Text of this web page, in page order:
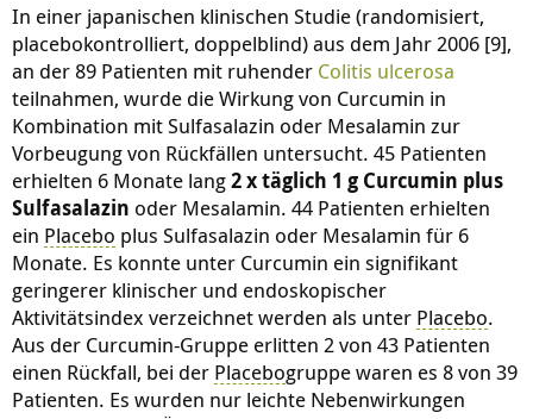
In einer japanischen klinischen Studie (randomisiert,
placebokontrolliert, doppelblind) aus dem Jahr 2006 [9],
an der 89 Patienten mit ruhender Colitis ulcerosa
teilnahmen, wurde die Wirkung von Curcumin in
Kombination mit Sulfasalazin oder Mesalamin zur
Vorbeugung von Rückfällen untersucht. 45 Patienten
erhielten 6 Monate lang2 x täglich 1 g Curcumin plus
Sulfasalazin oder Mesalamin. 44 Patienten erhielten
ein Placebo plus Sulfasalazin oder Mesalamin für 6
Monate. Es konnte unter Curcumin ein signifikant
geringerer klinischer und endoskopischer
Aktivitätsindex verzeichnet werden als unter Placebo.
Aus der Curcumin-Gruppe erlitten 2 von 43 Patienten
einen Rückfall, bei der Placebogruppe waren es 8 von 39
Patienten. Es wurden nur leichte Nebenwirkungen